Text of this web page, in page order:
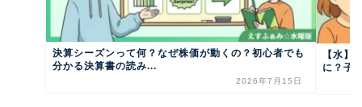
決算シーズンって何？なぜ株価が動くの？初心者でも
分かる決算書の読み...
2026年7月15日
【水】
に？子